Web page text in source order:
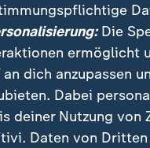
sorgten für große
Kurs mittlerweile
dienen mehr der
Die
ermöglicht
an dich anzupassen
Dabei
deiner Nutzung von
Daten von